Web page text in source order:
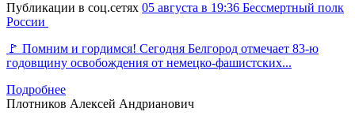
Публикации в соц.сетях 05 августа в 19:36 Бессмертный полк
России
🚩 Помним и гордимся! Сегодня Белгород отмечает 83-ю
годовщину освобождения от немецко-фашистских...
Подробнее
Плотников Алексей Андрианович